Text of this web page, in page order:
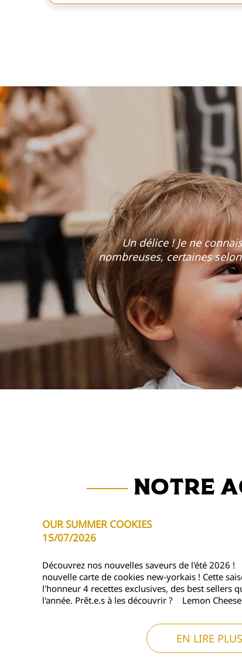
Un délice ! Je ne
nombreuses, certaines
Notre
OUR SUMMER COOKIES
15/07/2026
Découvrez nos nouvelles saveurs de l'été 2026
nouvelle carte de cookies new-yorkais ! Cette
l'honneur 4 recettes exclusives, des best sellers
l'année. Prêt.e.s à les découvrir ? Lemon
EN LIRE PLUS
Notre
🚨FERMETURE ESTIVALE 🚨
05/08/2026
La fermeture estivale approche ! The Delambre
lundi 10 au lundi 24 août 2026 inclus, le temps
repos bien mérité, mais surtout pour préparer
Nous avons hâte de vous retrouver dès le mardi
EN LIRE PLUS